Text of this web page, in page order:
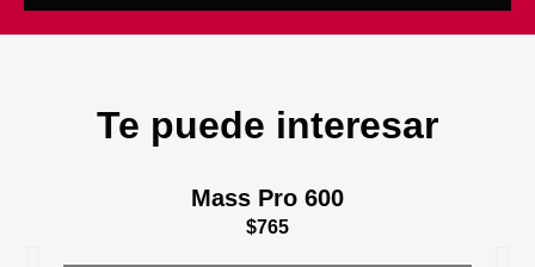
Te puede interesar
Mass Pro 600
$765